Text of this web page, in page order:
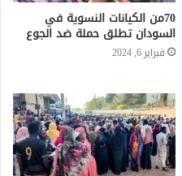
70من الكيانات النسوية في
السودان تطلق حملة ضد الجوع
فبراير 6, 2024